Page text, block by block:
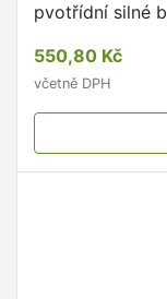
pvotřídní silné
550,80 Kč
včetně DPH